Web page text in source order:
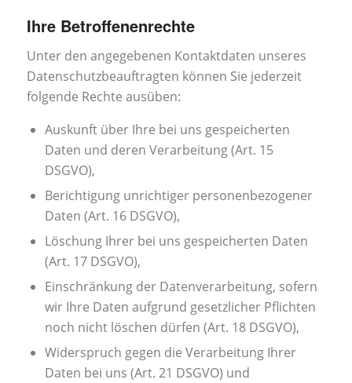
Ihre Betroffenenrechte
Unter den angegebenen Kontaktdaten unseres
Datenschutzbeauftragten können Sie jederzeit
folgende Rechte ausüben:
Auskunft über Ihre bei uns gespeicherten
Daten und deren Verarbeitung (Art. 15
DSGVO),
Berichtigung unrichtiger personenbezogener
Daten (Art. 16 DSGVO),
Löschung Ihrer bei uns gespeicherten Daten
(Art. 17 DSGVO),
Einschränkung der Datenverarbeitung, sofern
wir Ihre Daten aufgrund gesetzlicher Pflichten
noch nicht löschen dürfen (Art. 18 DSGVO),
Widerspruch gegen die Verarbeitung Ihrer
Daten bei uns (Art. 21 DSGVO) und